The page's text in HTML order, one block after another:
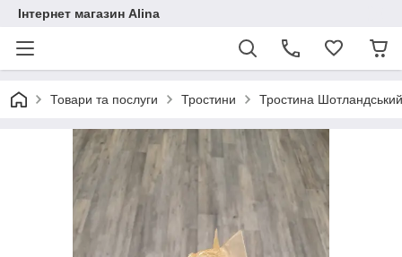
Інтернет магазин Alina
Товари та послуги Тростини Тростина